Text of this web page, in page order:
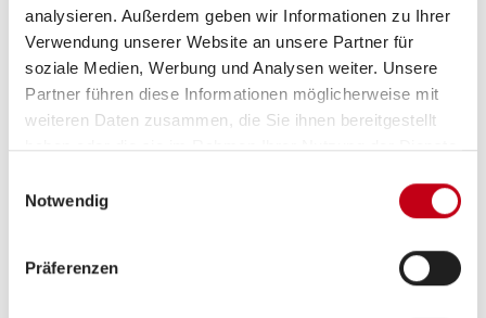
analysieren. Außerdem geben wir Informationen zu Ihrer
Verwendung unserer Website an unsere Partner für
soziale Medien, Werbung und Analysen weiter. Unsere
Partner führen diese Informationen möglicherweise mit
weiteren Daten zusammen, die Sie ihnen bereitgestellt
haben oder die sie im Rahmen Ihrer Nutzung der Dienste
Notwendig
Präferenzen
Elektro
Lichtsensor
Einparkhilfe hinten